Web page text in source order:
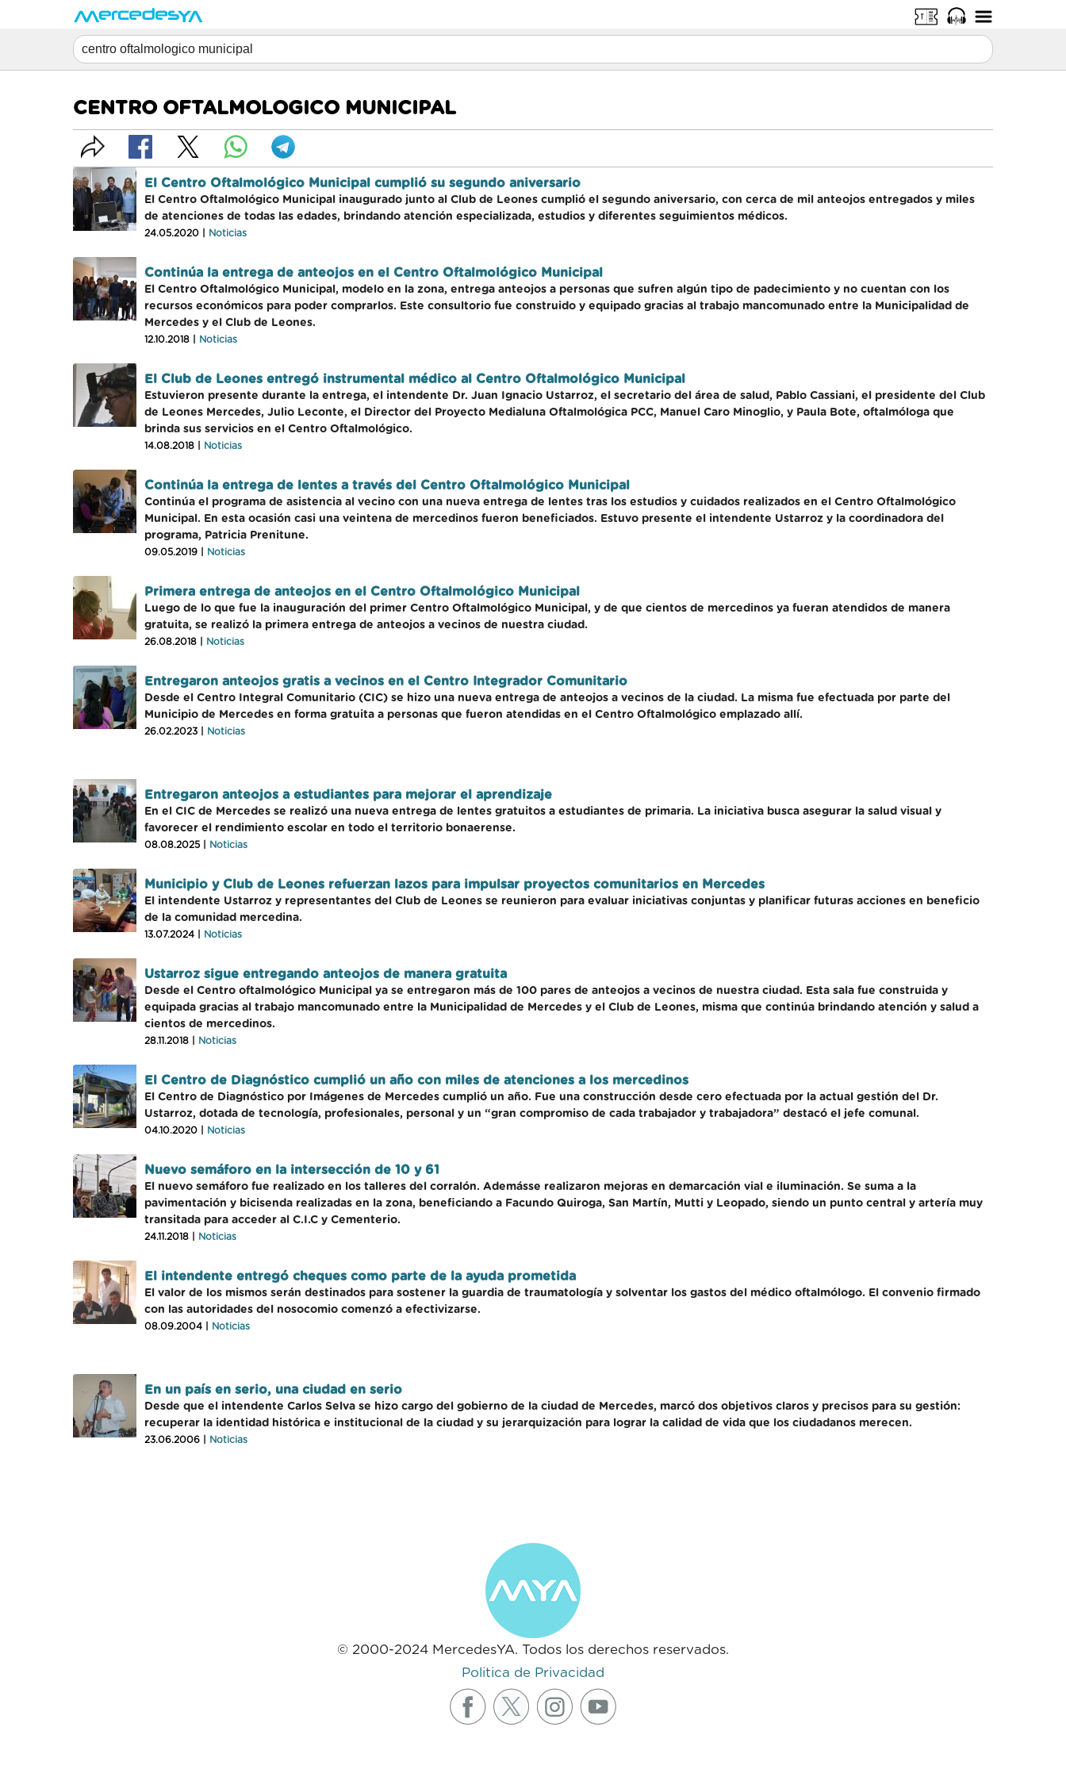
CENTRO OFTALMOLOGICO MUNICIPAL
El Centro Oftalmológico Municipal cumplió su segundo aniversario
El Centro Oftalmológico Municipal inaugurado junto al Club de Leones cumplió el segundo aniversario, con cerca de mil anteojos entregados y miles
de atenciones de todas las edades, brindando atención especializada, estudios y diferentes seguimientos médicos.
24.05.2020 | Noticias
Continúa la entrega de anteojos en el Centro Oftalmológico Municipal
El Centro Oftalmológico Municipal, modelo en la zona, entrega anteojos a personas que sufren algún tipo de padecimiento y no cuentan con los
recursos económicos para poder comprarlos. Este consultorio fue construido y equipado gracias al trabajo mancomunado entre la Municipalidad de
Mercedes y el Club de Leones.
12.10.2018 | Noticias
El Club de Leones entregó instrumental médico al Centro Oftalmológico Municipal
Estuvieron presente durante la entrega, el intendente Dr. Juan Ignacio Ustarroz, el secretario del área de salud, Pablo Cassiani, el presidente del Club
de Leones Mercedes, Julio Leconte, el Director del Proyecto Medialuna Oftalmológica PCC, Manuel Caro Minoglio, y Paula Bote, oftalmóloga que
brinda sus servicios en el Centro Oftalmológico.
14.08.2018 | Noticias
Continúa la entrega de lentes a través del Centro Oftalmológico Municipal
Continúa el programa de asistencia al vecino con una nueva entrega de lentes tras los estudios y cuidados realizados en el Centro Oftalmológico
Municipal. En esta ocasión casi una veintena de mercedinos fueron beneficiados. Estuvo presente el intendente Ustarroz y la coordinadora del
programa, Patricia Prenitune.
09.05.2019 | Noticias
Primera entrega de anteojos en el Centro Oftalmológico Municipal
Luego de lo que fue la inauguración del primer Centro Oftalmológico Municipal, y de que cientos de mercedinos ya fueran atendidos de manera
gratuita, se realizó la primera entrega de anteojos a vecinos de nuestra ciudad.
26.08.2018 | Noticias
Entregaron anteojos gratis a vecinos en el Centro Integrador Comunitario
Desde el Centro Integral Comunitario (CIC) se hizo una nueva entrega de anteojos a vecinos de la ciudad. La misma fue efectuada por parte del
Municipio de Mercedes en forma gratuita a personas que fueron atendidas en el Centro Oftalmológico emplazado allí.
26.02.2023 | Noticias
Entregaron anteojos a estudiantes para mejorar el aprendizaje
En el CIC de Mercedes se realizó una nueva entrega de lentes gratuitos a estudiantes de primaria. La iniciativa busca asegurar la salud visual y
favorecer el rendimiento escolar en todo el territorio bonaerense.
08.08.2025 | Noticias
Municipio y Club de Leones refuerzan lazos para impulsar proyectos comunitarios en Mercedes
El intendente Ustarroz y representantes del Club de Leones se reunieron para evaluar iniciativas conjuntas y planificar futuras acciones en beneficio
de la comunidad mercedina.
13.07.2024 | Noticias
Ustarroz sigue entregando anteojos de manera gratuita
Desde el Centro oftalmológico Municipal ya se entregaron más de 100 pares de anteojos a vecinos de nuestra ciudad. Esta sala fue construida y
equipada gracias al trabajo mancomunado entre la Municipalidad de Mercedes y el Club de Leones, misma que continúa brindando atención y salud a
cientos de mercedinos.
28.11.2018 | Noticias
El Centro de Diagnóstico cumplió un año con miles de atenciones a los mercedinos
El Centro de Diagnóstico por Imágenes de Mercedes cumplió un año. Fue una construcción desde cero efectuada por la actual gestión del Dr.
Ustarroz, dotada de tecnología, profesionales, personal y un “gran compromiso de cada trabajador y trabajadora” destacó el jefe comunal.
04.10.2020 | Noticias
Nuevo semáforo en la intersección de 10 y 61
El nuevo semáforo fue realizado en los talleres del corralón. Ademásse realizaron mejoras en demarcación vial e iluminación. Se suma a la
pavimentación y bicisenda realizadas en la zona, beneficiando a Facundo Quiroga, San Martín, Mutti y Leopado, siendo un punto central y artería muy
transitada para acceder al C.I.C y Cementerio.
24.11.2018 | Noticias
El intendente entregó cheques como parte de la ayuda prometida
El valor de los mismos serán destinados para sostener la guardia de traumatología y solventar los gastos del médico oftalmólogo. El convenio firmado
con las autoridades del nosocomio comenzó a efectivizarse.
08.09.2004 | Noticias
En un país en serio, una ciudad en serio
Desde que el intendente Carlos Selva se hizo cargo del gobierno de la ciudad de Mercedes, marcó dos objetivos claros y precisos para su gestión:
recuperar la identidad histórica e institucional de la ciudad y su jerarquización para lograr la calidad de vida que los ciudadanos merecen.
23.06.2006 | Noticias
© 2000-2024 MercedesYA. Todos los derechos reservados.
Politica de Privacidad